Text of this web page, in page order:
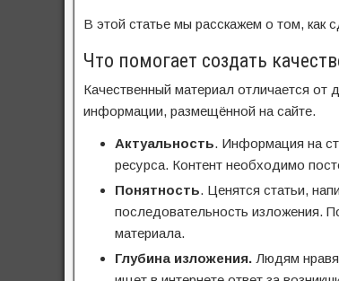
В этой статье мы расскажем о том, как
Что помогает создать
Качественный материал отличается от
информации, размещённой на сайте.
Актуальность. Информация на
ресурса. Контент необходимо
Понятность. Ценятся статьи,
последовательность изложения.
материала.
Глубина изложения. Людям